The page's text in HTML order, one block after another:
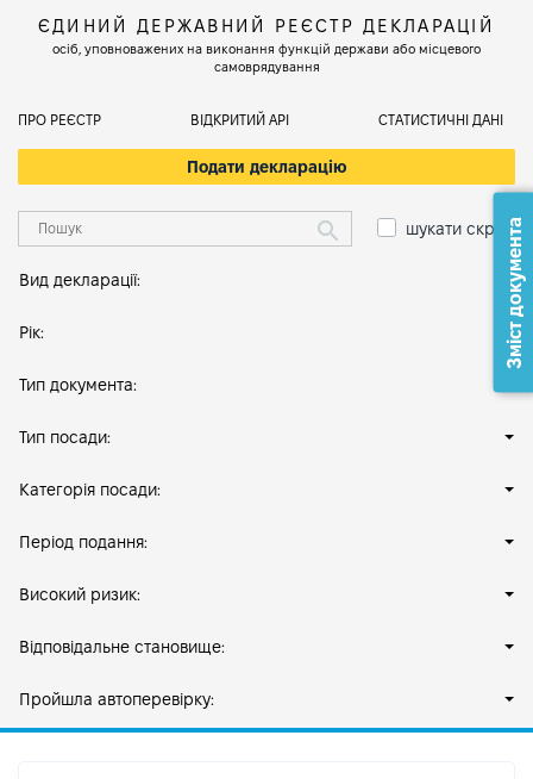
ЄДИНИЙ ДЕРЖАВНИЙ РЕЄСТР ДЕКЛАРАЦІЙ
осіб, уповноважених на виконання функцій держави або місцевого
самоврядування
ПРО РЕЄСТР ВІДКРИТИЙ АРІ СТАТИСТИЧНІ ДАНІ
Подати декларацію
шукати скрізь
Вид декларації:
Рік:
Тип документа:
Тип посади:
Категорія посади:
Період подання:
Високий ризик:
Відповідальне становище:
Пройшла автоперевірку:
Зміст документа